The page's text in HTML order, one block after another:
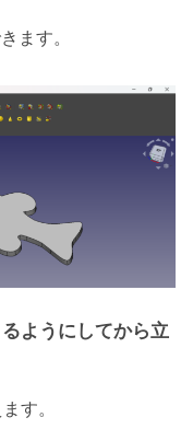
ます。
ようにしてから立
す。